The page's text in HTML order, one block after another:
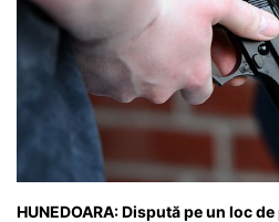
HUNEDOARA: Dispută pe un loc